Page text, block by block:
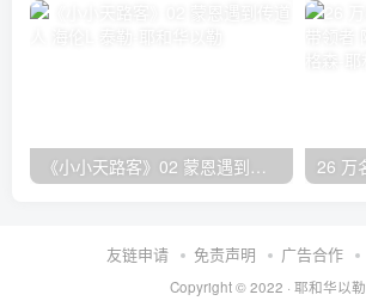
《小小天路客》02 蒙恩遇到传道人 海伦L·泰勒
友链申请 免责声明 广告合作
Copyright © 2022 · 耶和华以勒